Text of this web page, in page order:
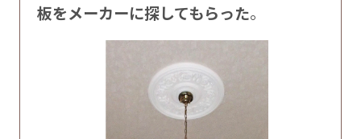
板をメーカーに探してもらった。